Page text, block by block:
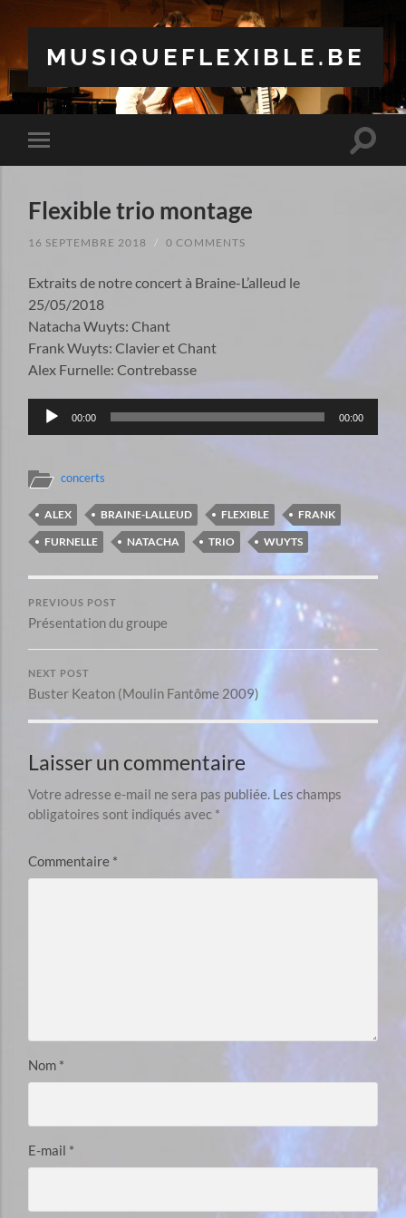
MUSIQUEFLEXIBLE.BE
Toggle
mobile
Toggle
Flexible trio montage
16 SEPTEMBRE 2018 / 0 COMMENTS
Extraits de notre concert à Braine-L’alleud le
25/05/2018
Natacha Wuyts: Chant
Frank Wuyts: Clavier et Chant
Alex Furnelle: Contrebasse
Lecteur
audio
00:00 00:00
concerts
ALEX BRAINE-LALLEUD FLEXIBLE
FRANK
FURNELLE
NATACHA TRIO WUYTS
PREVIOUS POST
Présentation du groupe
NEXT POST
Buster Keaton (Moulin Fantôme 2009)
Laisser un commentaire
Votre adresse e-mail ne sera pas publiée. Les champs
obligatoires sont indiqués avec *
Commentaire *
Nom *
E-mail *